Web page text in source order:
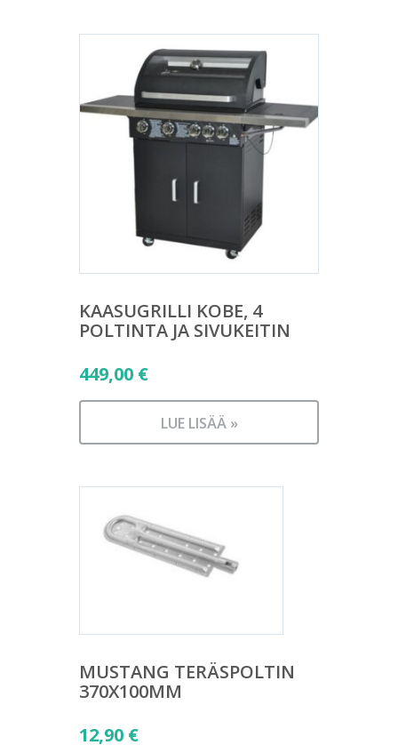
KAASUGRILLI KOBE, 4
POLTINTA JA SIVUKEITIN
449,00 €
LUE LISÄÄ »
MUSTANG TERÄSPOLTIN
370X100MM
12,90 €